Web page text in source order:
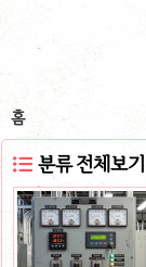
홈
분류 전체보기